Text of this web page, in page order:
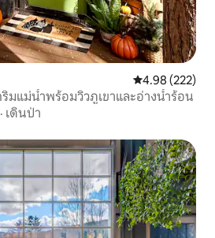
คะแนนเฉลี่ย
4.98 (222)
มแม่น้ำพร้อมวิวภูเขาและอ่างน้ำร้อน
· เดินป่า